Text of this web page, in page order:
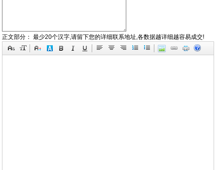
正文部分：最少20个汉字,请留下您的详细联系地址,各数据越详细越容易成交!